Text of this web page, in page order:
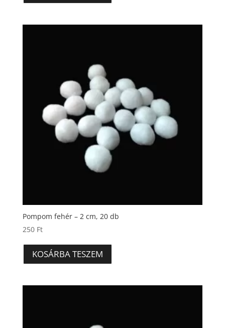
Pompom fehér – 2 cm, 20 db
250 Ft
KOSÁRBA TESZEM